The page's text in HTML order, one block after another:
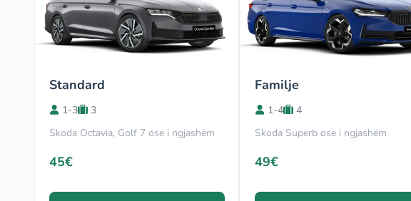
Standard
1-3
3
Skoda Octavia, Golf 7 ose i ngjashëm
45€
Familje
1-4
4
Skoda Superb ose i ngjashëm
49€